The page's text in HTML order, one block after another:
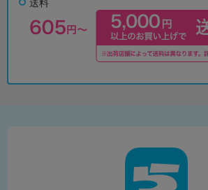
送料